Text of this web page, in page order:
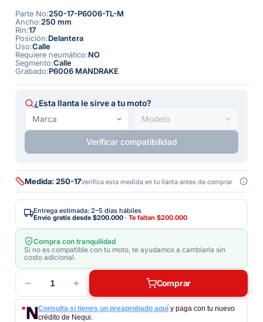
Parte No:250-17-P6006-TL-M
Ancho:250 mm
Rin:17
Posición:Delantera
Uso:Calle
Requiere neumático:NO
Segmento:Calle
Grabado:P6006 MANDRAKE
¿Esta llanta le sirve a tu moto?
Verificar compatibilidad
Medida: 250-17Verifica esta medida en tu llanta antes de comprar
Entrega estimada: 2–5 días hábiles
Envío gratis desde $200.000 · Te faltan $200.000
Compra con tranquilidad
Si no es compatible con tu moto, te ayudamos a cambiarla sin
costo adicional.
1 Comprar
Consulta si tienes un preaprobado aquí y paga con tu nuevo
crédito de Nequi.